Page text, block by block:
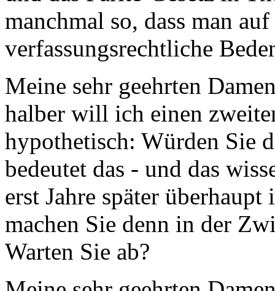
manchmal so, dass man
verfassungsrechtliche
Meine sehr geehrten
halber will ich einen
hypothetisch: Würden Sie
bedeutet das - und das
erst Jahre später
machen Sie denn in der
Warten Sie ab?